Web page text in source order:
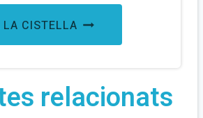
LA CISTELLA
relacionats